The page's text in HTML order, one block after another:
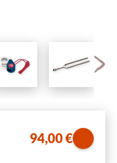
94,00€